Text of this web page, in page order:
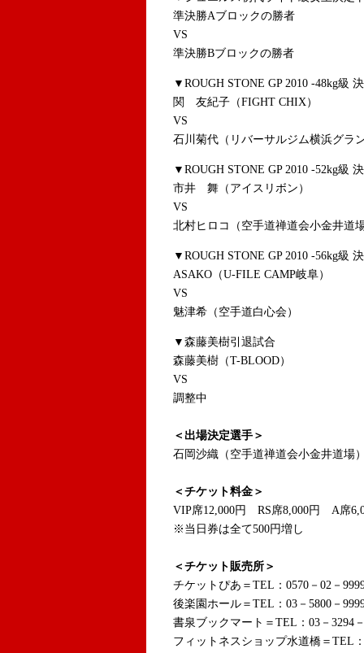
準決勝Aブロックの勝者
VS
準決勝Bブロックの勝者
▼ROUGH STONE GP 2010 -48kg級
関 友紀子（FIGHT CHIX）
VS
石川菊代（リバーサルジム横浜グラ
▼ROUGH STONE GP 2010 -52kg級
市井 舞（アイスリボン）
VS
北村ヒロコ（空手道禅道会小金井道
▼ROUGH STONE GP 2010 -56kg級
ASAKO（U-FILE CAMP岐阜）
VS
魅津希（空手道白心会）
▼森藤美樹引退試合
森藤美樹（T-BLOOD）
VS
調整中
＜出場決定選手＞
石岡沙織（空手道禅道会小金井道場
＜チケット料金＞
VIP席12,000円 RS席8,000円 A席
※当日券は全て500円増し
＜チケット販売所＞
チケットぴあ＝TEL：0570－02－
後楽園ホール＝TEL：03－5800－
書泉ブックマート＝TEL：03－3294
フィットネスショップ水道橋＝TEL